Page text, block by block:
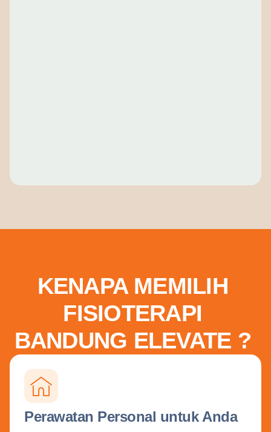
KENAPA MEMILIH
FISIOTERAPI
BANDUNG ELEVATE ?
Perawatan Personal untuk Anda